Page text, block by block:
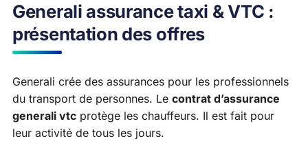
Generali assurance taxi & VTC :
présentation des offres
Generali crée des assurances pour les professionnels
du transport de personnes. Le contrat d’assurance
generali vtc protège les chauffeurs. Il est fait pour
leur activité de tous les jours.